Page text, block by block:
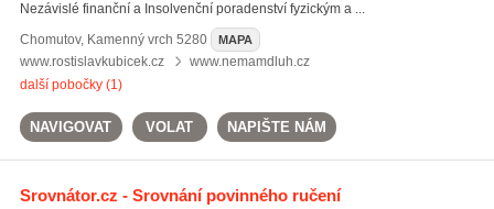
Nezávislé finanční a Insolvenční poradenství fyzickým a ...
Chomutov, Kamenný vrch 5280 MAPA
www.rostislavkubicek.cz
www.nemamdluh.cz
další pobočky (1)
NAVIGOVAT VOLAT NAPIŠTE NÁM
Srovnátor.cz - Srovnání povinného ručení